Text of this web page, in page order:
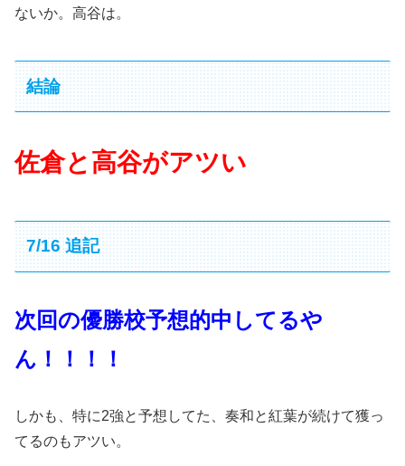
ないか。高谷は。
結論
佐倉と高谷がアツい
7/16 追記
次回の優勝校予想的中してるや
ん！！！！
しかも、特に2強と予想してた、奏和と紅葉が続けて獲っ
てるのもアツい。